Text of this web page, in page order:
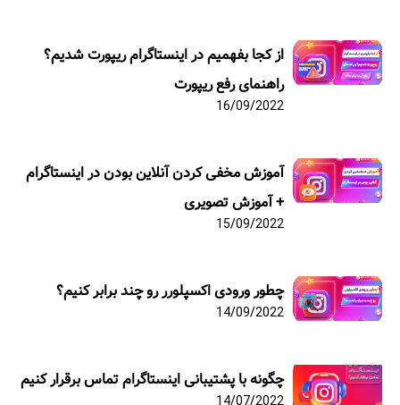
از کجا بفهمیم در اینستاگرام ریپورت شدیم؟
راهنمای رفع ریپورت
16/09/2022
آموزش مخفی کردن آنلاین بودن در اینستاگرام
+ آموزش تصویری
15/09/2022
چطور ورودی اکسپلورر رو چند برابر کنیم؟
14/09/2022
چگونه با پشتیبانی اینستاگرام تماس برقرار کنیم